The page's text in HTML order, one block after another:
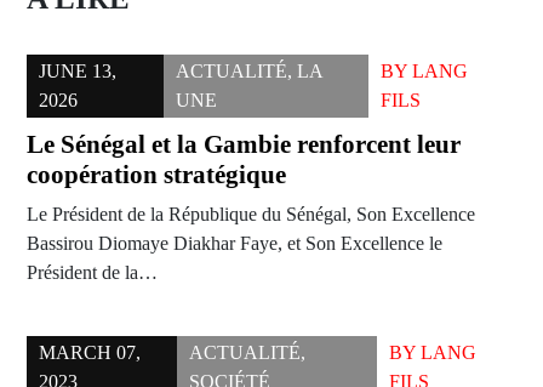
JUNE 13,
2026
ACTUALITÉ,LA
UNE
BYLANG
FILS
Le Sénégal et la Gambie renforcent leur
coopération stratégique
Le Président de la République du Sénégal, Son Excellence
Bassirou Diomaye Diakhar Faye, et Son Excellence le
Président de la…
MARCH 07,
2023
ACTUALITÉ,
SOCIÉTÉ
BYLANG
FILS